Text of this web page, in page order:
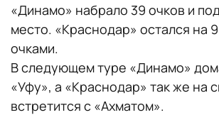
«Динамо» набрало 39 очков и
место. «Краснодар» остался на
очками.
В следующем туре «Динамо»
«Уфу», а «Краснодар» так же на
встретится с «Ахматом».